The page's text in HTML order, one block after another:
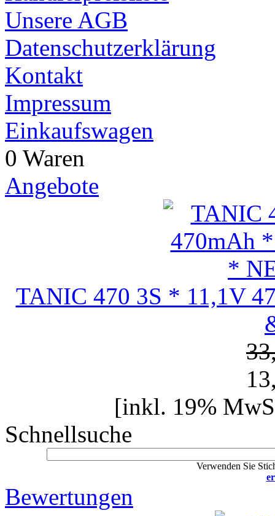
Unsere AGB
Datenschutzerklärung
Kontakt
Impressum
Einkaufswagen
0 Waren
Angebote
TANIC 470 3S * 11,1V
[inkl. 19%
Schnellsuche
Verwenden Sie
Bewertungen